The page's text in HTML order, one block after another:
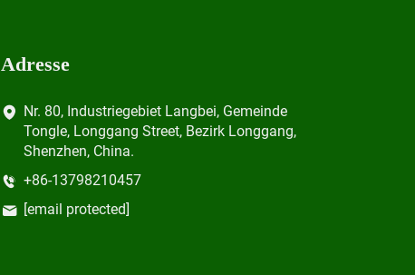
Adresse
Nr. 80, Industriegebiet Langbei, Gemeinde
Tongle, Longgang Street, Bezirk Longgang,
Shenzhen, China.
+86-13798210457
[email protected]